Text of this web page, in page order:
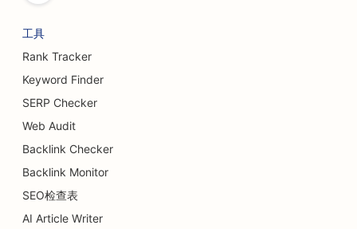
隆胸服务搜索引擎优化
自助餐厅搜索引擎优化
蛋糕店搜索引擎优化
为汽车经销商提供搜索引擎优化
工具
Rank Tracker
Keyword Finder
SERP Checker
Web Audit
Backlink Checker
Backlink Monitor
SEO检查表
AI Article Writer